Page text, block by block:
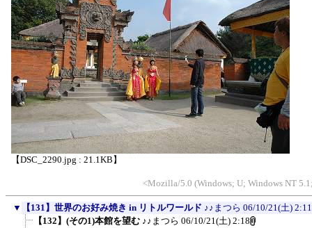
【DSC_2290.jpg : 21.1KB】
<Mozilla/5.0 (Windows; U; Windows NT
▼ 【131】世界のお好み焼き in リトルワールド ♪♪まつら 06/10/21(土) 2:11
【132】(その1)本館を望む ♪♪まつら 06/10/21(土) 2:18